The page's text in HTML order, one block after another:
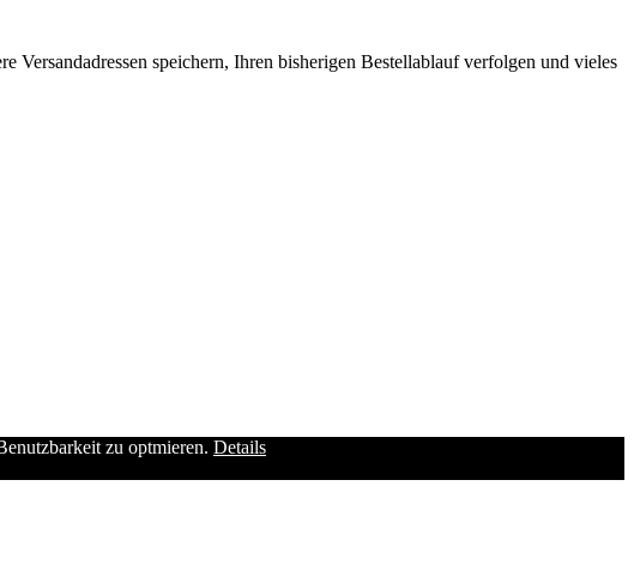
speichern, Ihren bisherigen Bestellablauf verfolgen und vieles
zu optmieren. Details